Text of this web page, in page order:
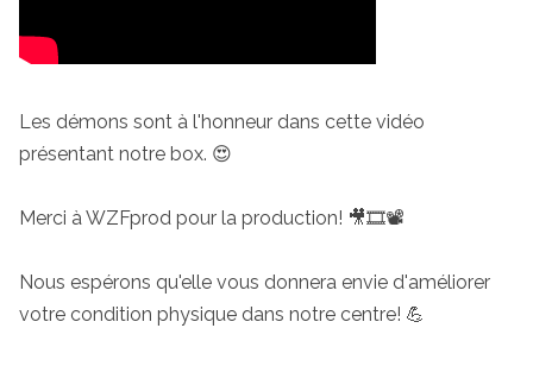
Les démons sont à l'honneur dans cette vidéo
présentant notre box. 😍
Merci à WZFprod pour la production! 🎥🎞️📽️
Nous espérons qu'elle vous donnera envie d'améliorer
votre condition physique dans notre centre! 💪